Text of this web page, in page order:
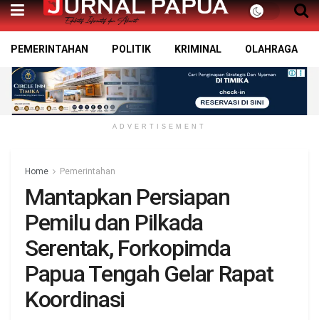
PEMERINTAHAN POLITIK KRIMINAL OLAHRAGA
ADVERTISEMENT
Home Pemerintahan
Mantapkan Persiapan
Pemilu dan Pilkada
Serentak, Forkopimda
Papua Tengah Gelar Rapat
Koordinasi